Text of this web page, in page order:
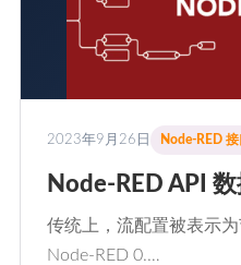
2023年9月26日 Node-RED
Node-RED API
传统上，流配置被表示
Node-RED 0.…